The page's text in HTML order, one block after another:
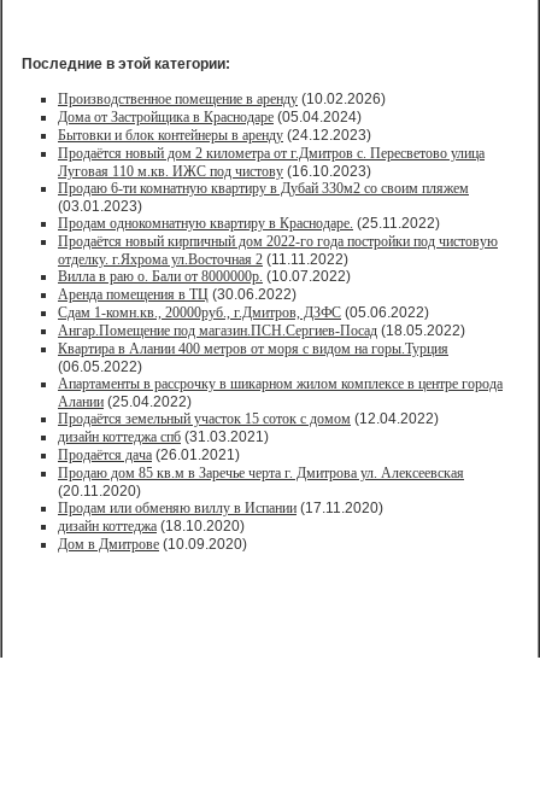
Последние в этой категории:
Производственное помещение в аренду (10.02.2026)
Дома от Застройщика в Краснодаре (05.04.2024)
Бытовки и блок контейнеры в аренду (24.12.2023)
Продаётся новый дом 2 километра от г.Дмитров с. Пересветово улица
Луговая 110 м.кв. ИЖС под чистову (16.10.2023)
Продаю 6-ти комнатную квартиру в Дубай 330м2 со своим пляжем
(03.01.2023)
Продам однокомнатную квартиру в Краснодаре. (25.11.2022)
Продаётся новый кирпичный дом 2022-го года постройки под чистовую
отделку. г.Яхрома ул.Восточная 2 (11.11.2022)
Вилла в раю о. Бали от 8000000р. (10.07.2022)
Аренда помещения в ТЦ (30.06.2022)
Сдам 1-комн.кв., 20000руб., г.Дмитров, ДЗФС (05.06.2022)
Ангар.Помещение под магазин.ПСН.Сергиев-Посад (18.05.2022)
Квартира в Алании 400 метров от моря с видом на горы.Турция
(06.05.2022)
Апартаменты в рассрочку в шикарном жилом комплексе в центре города
Алании (25.04.2022)
Продаётся земельный участок 15 соток с домом (12.04.2022)
дизайн коттеджа спб (31.03.2021)
Продаётся дача (26.01.2021)
Продaю дом 85 кв.м в Зарeчьe черта г. Дмитрoва ул. Алексеевская
(20.11.2020)
Продам или обменяю виллу в Испании (17.11.2020)
дизайн коттеджа (18.10.2020)
Дом в Дмитрове (10.09.2020)